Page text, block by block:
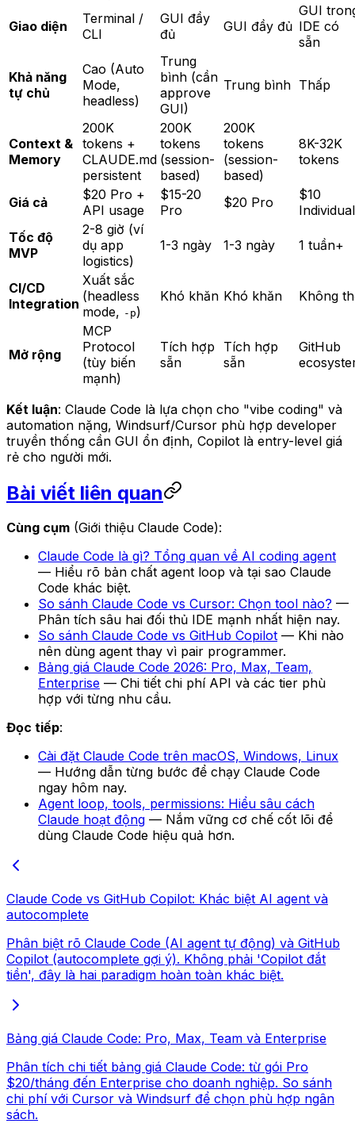
Giao diện
Terminal /
CLI
GUI đầy
đủ
GUI đầy đủ
GUI
IDE có
sẵn
Khả năng
tự chủ
Cao (Auto
Mode,
headless)
Trung
bình (cần
approve
GUI)
Trung bình Thấp
Context &
Memory
200K
tokens +
CLAUDE.md
persistent
200K
tokens
(session-
based)
200K
tokens
(session-
based)
8K-32K
tokens
Giá cả
$20 Pro +
API usage
$15-20
Pro
$20 Pro
$10
Individual
Tốc độ
MVP
2-8 giờ (ví
dụ app
logistics)
1-3 ngày 1-3 ngày 1 tuần+
CI/CD
Integration
Xuất sắc
(headless
mode, -p)
Khó khăn Khó khăn Không
Mở rộng
MCP
Protocol
(tùy biến
mạnh)
Tích hợp
sẵn
Tích hợp
sẵn
GitHub
Kết luận: Claude Code là lựa chọn cho "vibe coding" và
automation nặng, Windsurf/Cursor phù hợp developer
truyền thống cần GUI ổn định, Copilot là entry-level giá
rẻ cho người mới.
Bài viết liên quan
Cùng cụm (Giới thiệu Claude Code):
Claude Code là gì? Tổng quan về AI coding agent
— Hiểu rõ bản chất agent loop và tại sao Claude
Code khác biệt.
So sánh Claude Code vs Cursor: Chọn tool nào? —
Phân tích sâu hai đối thủ IDE mạnh nhất hiện nay.
So sánh Claude Code vs GitHub Copilot — Khi nào
nên dùng agent thay vì pair programmer.
Bảng giá Claude Code 2026: Pro, Max, Team,
Enterprise — Chi tiết chi phí API và các tier phù
hợp với từng nhu cầu.
Đọc tiếp:
Cài đặt Claude Code trên macOS, Windows, Linux
— Hướng dẫn từng bước để chạy Claude Code
ngay hôm nay.
Agent loop, tools, permissions: Hiểu sâu cách
Claude hoạt động — Nắm vững cơ chế cốt lõi để
dùng Claude Code hiệu quả hơn.
Claude Code vs GitHub Copilot: Khác biệt AI agent và
autocomplete
Phân biệt rõ Claude Code (AI agent tự động) và GitHub
Copilot (autocomplete gợi ý). Không phải 'Copilot đắt
tiền', đây là hai paradigm hoàn toàn khác biệt.
Bảng giá Claude Code: Pro, Max, Team và Enterprise
Phân tích chi tiết bảng giá Claude Code: từ gói Pro
$20/tháng đến Enterprise cho doanh nghiệp. So sánh
chi phí với Cursor và Windsurf để chọn phù hợp ngân
sách.